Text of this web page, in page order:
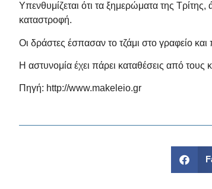
Υπενθυμίζεται ότι τα ξημερώματα της
καταστροφή.
Οι δράστες έσπασαν το τζάμι στο γραφείο
Η αστυνομία έχει πάρει καταθέσεις από
Πηγή: http://www.makeleio.gr